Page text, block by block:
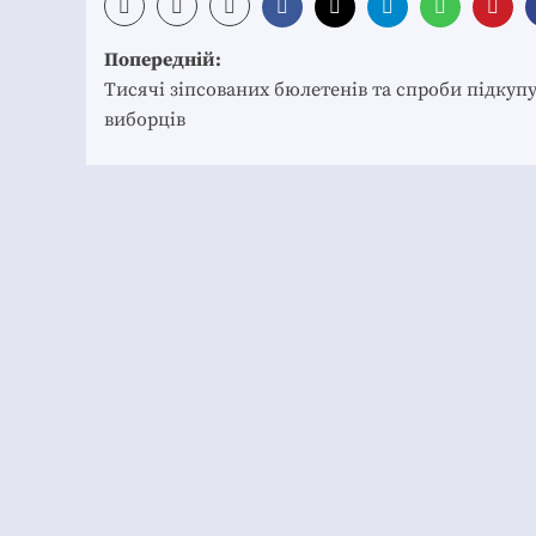
Post
navigation
Попередній:
Тисячі зіпсованих бюлетенів та спроби підкупу
виборців